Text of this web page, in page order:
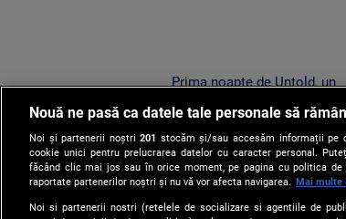
Prima noapte de Untold, un
participanți și un show
susținut de Sting
Nouă ne pasă ca datele tale personale să
Noi și partenerii noștri201 stocăm și/sau accesăm informații pe
cookie unici pentru prelucrarea datelor cu caracter personal.
făcând clic mai jos sau în orice moment, pe pagina cu politica
raportate partenerilor noștri și nu vă vor afecta navigarea.
Mai multe
Noi si partenerii nostri (retelele de socializare si agentiile de